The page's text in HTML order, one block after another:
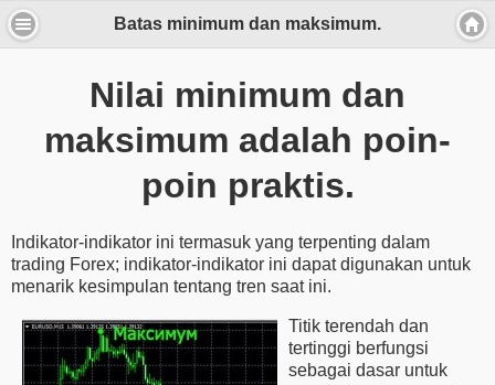
Batas minimum dan maksimum.
Nilai minimum dan
maksimum adalah poin-
poin praktis.
Indikator-indikator ini termasuk yang terpenting dalam
trading Forex; indikator-indikator ini dapat digunakan untuk
menarik kesimpulan tentang tren saat ini.
Titik terendah dan
tertinggi berfungsi
sebagai dasar untuk